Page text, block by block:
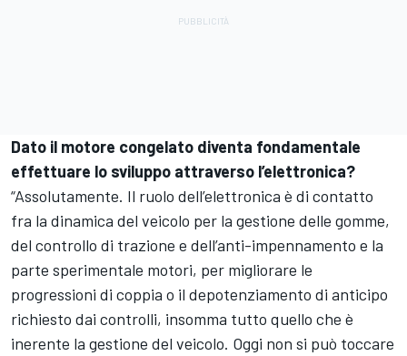
Dato il motore congelato diventa fondamentale
effettuare lo sviluppo attraverso l’elettronica?
“Assolutamente. Il ruolo dell’elettronica è di contatto
fra la dinamica del veicolo per la gestione delle gomme,
del controllo di trazione e dell’anti-impennamento e la
parte sperimentale motori, per migliorare le
progressioni di coppia o il depotenziamento di anticipo
richiesto dai controlli, insomma tutto quello che è
inerente la gestione del veicolo. Oggi non si può toccare